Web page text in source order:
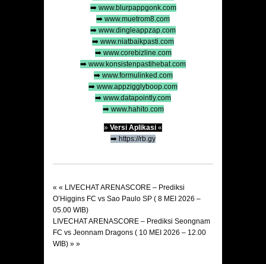
➡️ www.blurpappgonk.com
➡️ www.muetrom8.com
➡️ www.dingleappzap.com
➡️ www.niatbaikpasti.com
➡️ www.corebizline.com
➡️ www.konsistenpastihebat.com
➡️ www.formulinked.com
➡️ www.appzigglyboop.com
➡️ www.datapointly.com
➡️ www.hahito.com
» Versi Aplikasi «
➡️ https://rb.gy
« « LIVECHAT ARENASCORE – Prediksi
O’Higgins FC vs Sao Paulo SP ( 8 MEI 2026 –
05.00 WIB)
LIVECHAT ARENASCORE – Prediksi Seongnam
FC vs Jeonnam Dragons ( 10 MEI 2026 – 12.00
WIB) » »